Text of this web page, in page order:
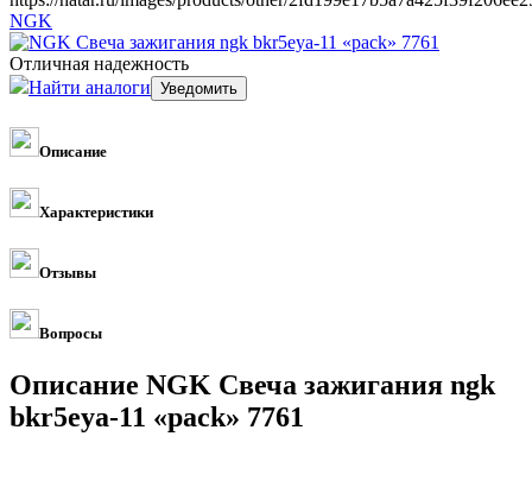
NGK
Отличная надежность
Найти аналоги
Описание
Характеристики
Отзывы
Вопросы
Описание NGK Свеча зажигания ngk
bkr5eya-11 «pack» 7761